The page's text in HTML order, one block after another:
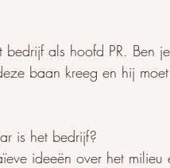
als hoofd PR. Ben
baan kreeg en hij
is het bedrijf?
ideeën over het